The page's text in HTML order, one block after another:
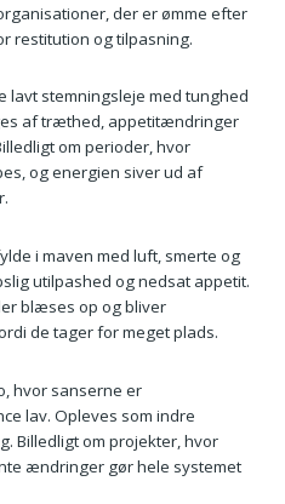
der er ømme efter
restitution og tilpasning.
lavt stemningsleje med tunghed
af træthed, appetitændringer
om perioder, hvor
og energien siver ud af
i maven med luft, smerte og
utilpashed og nedsat appetit.
blæses op og bliver
de tager for meget plads.
hvor sanserne er
lav. Opleves som indre
Billedligt om projekter, hvor
ændringer gør hele systemet